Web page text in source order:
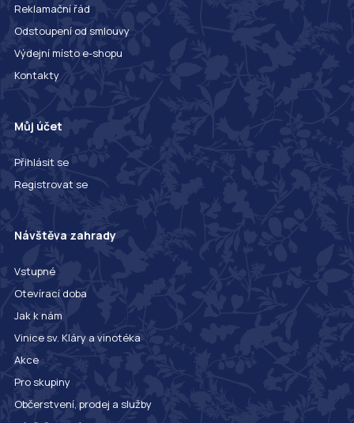
Reklamační řád
Odstoupení od smlouvy
Výdejní místo e-shopu
Kontakty
Můj účet
Přihlásit se
Registrovat se
Návštěva zahrady
Vstupné
Otevírací doba
Jak k nám
Vinice sv. Kláry a vinotéka
Akce
Pro skupiny
Občerstvení, prodej a služby